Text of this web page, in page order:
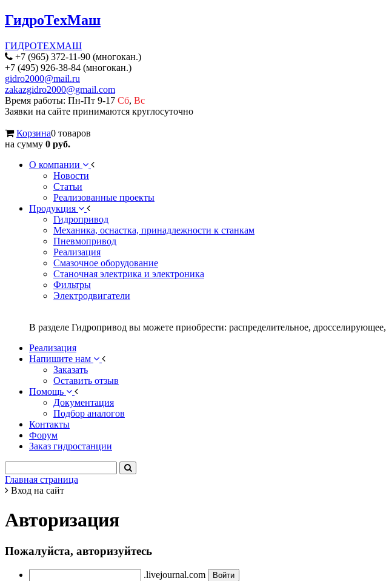
ГидроТехМаш
ГИДРОТЕХМАШ
+7 (965) 372-11-90 (многокан.)
+7 (495) 926-38-84 (многокан.)
gidro2000@mail.ru
zakazgidro2000@gmail.com
Время работы: Пн-Пт 9-17 Сб, Вс
Заявки на сайте принимаются круглосуточно
Корзина0 товаров
на сумму 0 руб.
О компании
Новости
Статьи
Реализованные проекты
Продукция
Гидропривод
Механика, оснастка, принадлежности к станкам
Пневмопривод
Реализация
Смазочное оборудование
Станочная электрика и электроника
Фильтры
Электродвигатели
В разделе Гидропривод вы можете приобрести: распределительное,
Реализация
Напишите нам
Заказать
Оставить отзыв
Помощь
Документация
Подбор аналогов
Контакты
Форум
Заказ гидростанции
Главная страница
Вход на сайт
Авторизация
Пожалуйста, авторизуйтесь
.livejournal.com